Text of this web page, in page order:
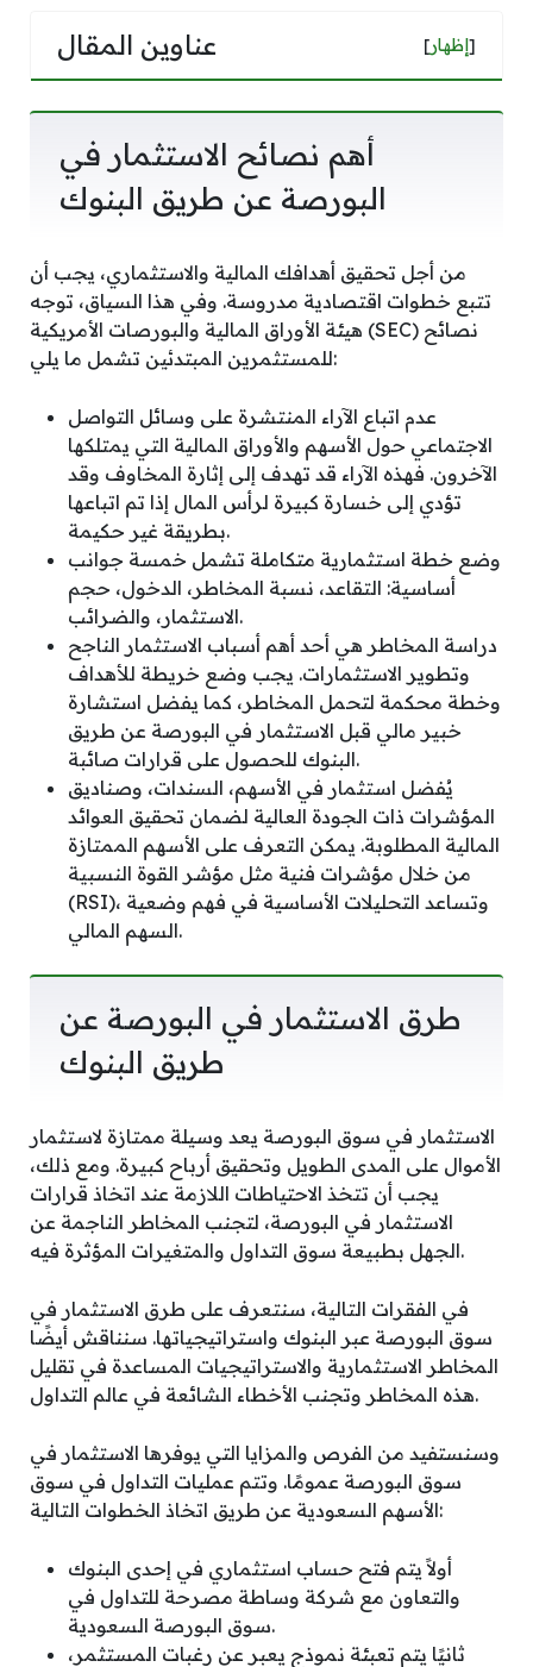
عناوين المقال [إظهار]
أهم نصائح الاستثمار في
البورصة عن طريق البنوك
من أجل تحقيق أهدافك المالية والاستثماري، يجب أن
تتبع خطوات اقتصادية مدروسة. وفي هذا السياق، توجه
هيئة الأوراق المالية والبورصات الأمريكية (SEC) نصائح
للمستثمرين المبتدئين تشمل ما يلي:
عدم اتباع الآراء المنتشرة على وسائل التواصل
الاجتماعي حول الأسهم والأوراق المالية التي يمتلكها
الآخرون. فهذه الآراء قد تهدف إلى إثارة المخاوف وقد
تؤدي إلى خسارة كبيرة لرأس المال إذا تم اتباعها
بطريقة غير حكيمة.
وضع خطة استثمارية متكاملة تشمل خمسة جوانب
أساسية: التقاعد، نسبة المخاطر، الدخول، حجم
الاستثمار، والضرائب.
دراسة المخاطر هي أحد أهم أسباب الاستثمار الناجح
وتطوير الاستثمارات. يجب وضع خريطة للأهداف
وخطة محكمة لتحمل المخاطر، كما يفضل استشارة
خبير مالي قبل الاستثمار في البورصة عن طريق
البنوك للحصول على قرارات صائبة.
يُفضل استثمار في الأسهم، السندات، وصناديق
المؤشرات ذات الجودة العالية لضمان تحقيق العوائد
المالية المطلوبة. يمكن التعرف على الأسهم الممتازة
من خلال مؤشرات فنية مثل مؤشر القوة النسبية
(RSI)، وتساعد التحليلات الأساسية في فهم وضعية
السهم المالي.
طرق الاستثمار في البورصة عن
طريق البنوك
الاستثمار في سوق البورصة يعد وسيلة ممتازة لاستثمار
الأموال على المدى الطويل وتحقيق أرباح كبيرة. ومع ذلك،
يجب أن تتخذ الاحتياطات اللازمة عند اتخاذ قرارات
الاستثمار في البورصة، لتجنب المخاطر الناجمة عن
الجهل بطبيعة سوق التداول والمتغيرات المؤثرة فيه.
في الفقرات التالية، سنتعرف على طرق الاستثمار في
سوق البورصة عبر البنوك واستراتيجياتها. سنناقش أيضًا
المخاطر الاستثمارية والاستراتيجيات المساعدة في تقليل
هذه المخاطر وتجنب الأخطاء الشائعة في عالم التداول.
وسنستفيد من الفرص والمزايا التي يوفرها الاستثمار في
سوق البورصة عمومًا. وتتم عمليات التداول في سوق
الأسهم السعودية عن طريق اتخاذ الخطوات التالية:
أولاً يتم فتح حساب استثماري في إحدى البنوك
والتعاون مع شركة وساطة مصرحة للتداول في
سوق البورصة السعودية.
ثانيًا يتم تعبئة نموذج يعبر عن رغبات المستثمر،